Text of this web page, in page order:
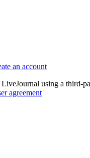
an account
using a third-
agreement